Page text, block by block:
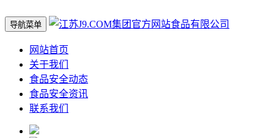
导航菜单
网站首页
关于我们
食品安全动态
食品安全资讯
联系我们